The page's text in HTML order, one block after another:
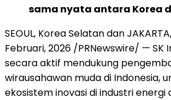
sama nyata antara Korea
SEOUL, Korea Selatan dan
Februari, 2026 /PRNewswire/ — SK
secara aktif mendukung
wirausahawan muda di Indonesia,
ekosistem inovasi di industri energi